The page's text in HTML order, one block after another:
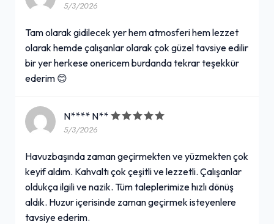
5/3/2026
Tam olarak gidilecek yer hem atmosferi hem lezzet
olarak hemde çalışanlar olarak çok güzel tavsiye edilir
bir yer herkese onericem burdanda tekrar teşekkür
ederim 😊
N**** N**
5/3/2026
Havuzbaşında zaman geçirmekten ve yüzmekten çok
keyif aldım. Kahvaltı çok çeşitli ve lezzetli. Çalışanlar
oldukça ilgili ve nazik. Tüm taleplerimize hızlı dönüş
aldık. Huzur içerisinde zaman geçirmek isteyenlere
tavsiye ederim.